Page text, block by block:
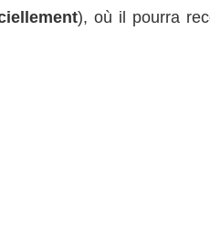
), où il pourra